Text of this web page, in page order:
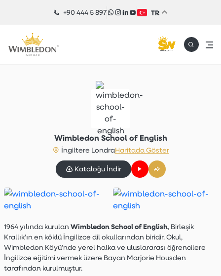
+90 444 5 897 TR
Wimbledon School of English
İngiltere LondraHaritada Göster
Kataloğu İndir
1964 yılında kurulanWimbledon School of English, Birleşik
Krallık’ın en köklü İngilizce dil okullarından biridir. Okul,
Wimbledon Köyü’nde yerel halka ve uluslararası öğrencilere
İngilizce eğitimi vermek üzere Bayan Marjorie Housden
tarafından kurulmuştur.